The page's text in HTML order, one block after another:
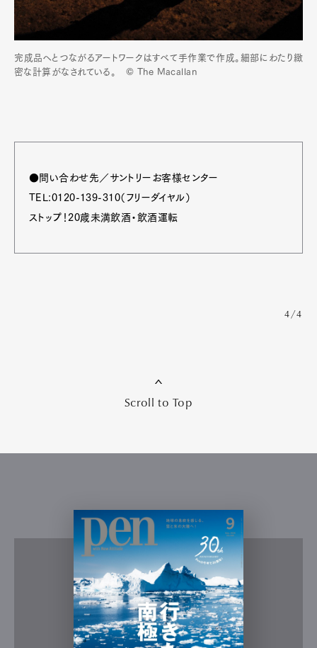
完成品へとつながるアートワークはすべて手作業で作成。細部にわたり緻
密な計算がなされている。 © The Macallan
●問い合わせ先／サントリーお客様センター
TEL:0120-139-310（フリーダイヤル）
ストップ！20歳未満飲酒・飲酒運転
4/4
Scroll to Top